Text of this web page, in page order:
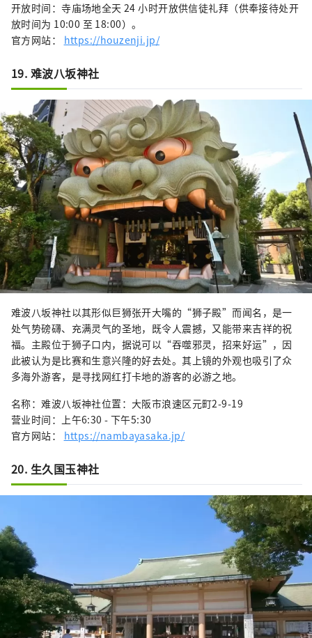
开放时间：寺庙场地全天 24 小时开放供信徒礼拜（供奉接待处开
放时间为 10:00 至 18:00）。
官方网站： https://houzenji.jp/
19. 难波八坂神社
难波八坂神社以其形似巨狮张开大嘴的“狮子殿”而闻名，是一
处气势磅礴、充满灵气的圣地，既令人震撼，又能带来吉祥的祝
福。主殿位于狮子口内，据说可以“吞噬邪灵，招来好运”，因
此被认为是比赛和生意兴隆的好去处。其上镜的外观也吸引了众
多海外游客，是寻找网红打卡地的游客的必游之地。
名称：难波八坂神社位置：大阪市浪速区元町2-9-19
营业时间：上午6:30 - 下午5:30
官方网站： https://nambayasaka.jp/
20. 生久国玉神社